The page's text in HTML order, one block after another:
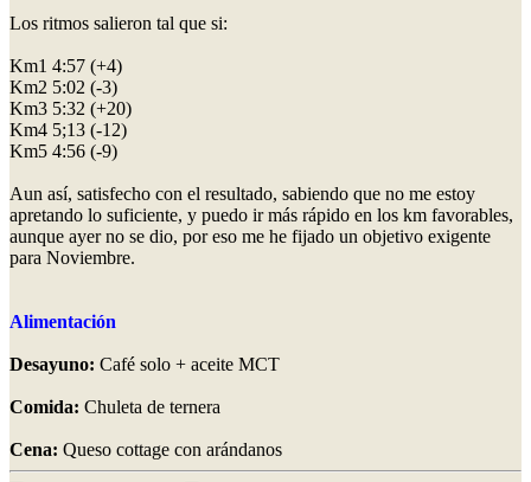
Los ritmos salieron tal que si:
Km1 4:57 (+4)
Km2 5:02 (-3)
Km3 5:32 (+20)
Km4 5;13 (-12)
Km5 4:56 (-9)
Aun así, satisfecho con el resultado, sabiendo que no me estoy
apretando lo suficiente, y puedo ir más rápido en los km favorables,
aunque ayer no se dio, por eso me he fijado un objetivo exigente
para Noviembre.
Alimentación
Desayuno: Café solo + aceite MCT
Comida: Chuleta de ternera
Cena: Queso cottage con arándanos